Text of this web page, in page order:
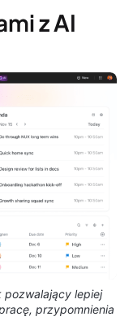
z AI
pozwalający lepiej
przypomnienia